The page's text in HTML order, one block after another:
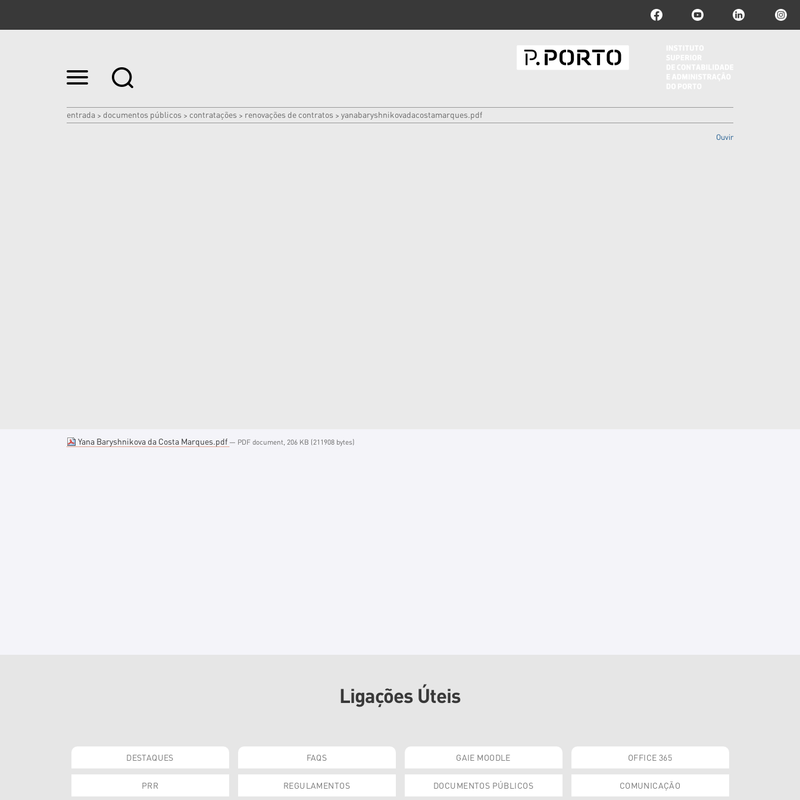
Ir
para
|
Ir
entrada > documentos públicos > contratações > renovações de contratos > yanabaryshnikovadacostamarques.pdf
Ouvir
Yana Baryshnikova da Costa Marques.pdf — PDF document, 206 KB (211908 bytes)
Ligações Úteis
DESTAQUES FAQS GAIE MOODLE OFFICE 365
PRR REGULAMENTOS DOCUMENTOS PÚBLICOS COMUNICAÇÃO